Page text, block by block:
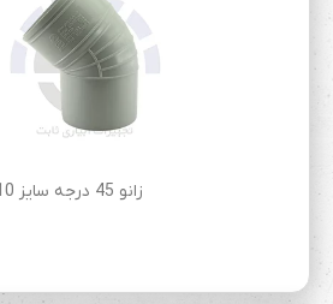
زانو 45 درجه سایز 110